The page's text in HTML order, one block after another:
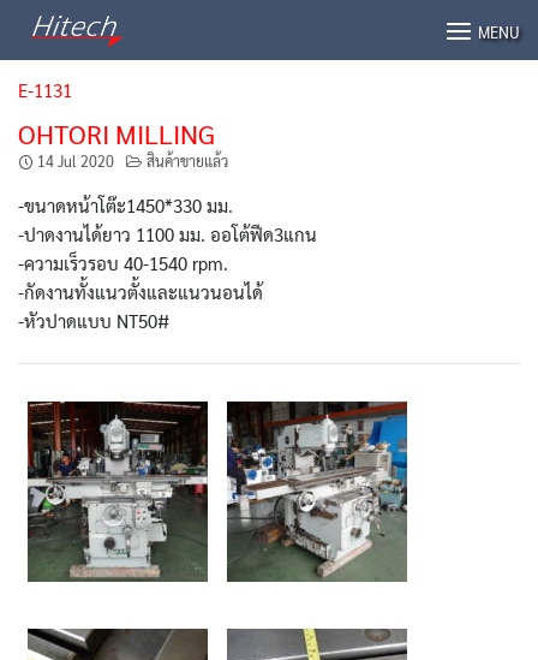
MENU
E-1131
OHTORI MILLING
14 Jul 2020 สินค้าขายแล้ว
-ขนาดหน้าโต๊ะ1450*330 มม.
-ปาดงานได้ยาว 1100 มม. ออโต้ฟีด3แกน
-ความเร็วรอบ 40-1540 rpm.
-กัดงานทั้งแนวตั้งและแนวนอนได้
-หัวปาดแบบ NT50#